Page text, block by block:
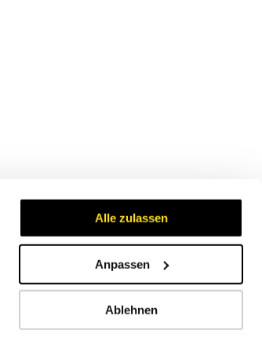
Alle zulassen
Anpassen
Ablehnen
Zertifikate